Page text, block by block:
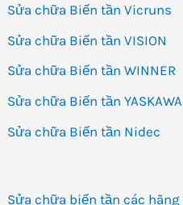
Sửa chữa Biến tần Vicruns
Sửa chữa Biến tần VISION
Sửa chữa Biến tần WINNER
Sửa chữa Biến tần YASKAWA
Sửa chữa Biến tần Nidec
Sửa chữa biến tần các hãng